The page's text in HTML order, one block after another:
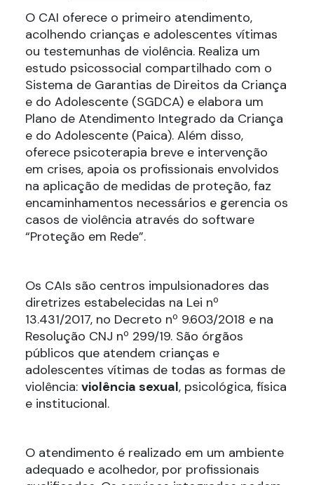
O CAI oferece o primeiro atendimento,
acolhendo crianças e adolescentes vítimas
ou testemunhas de violência. Realiza um
estudo psicossocial compartilhado com o
Sistema de Garantias de Direitos da Criança
e do Adolescente (SGDCA) e elabora um
Plano de Atendimento Integrado da Criança
e do Adolescente (Paica). Além disso,
oferece psicoterapia breve e intervenção
em crises, apoia os profissionais envolvidos
na aplicação de medidas de proteção, faz
encaminhamentos necessários e gerencia os
casos de violência através do software
“Proteção em Rede”.
Os CAIs são centros impulsionadores das
diretrizes estabelecidas na Lei nº
13.431/2017, no Decreto nº 9.603/2018 e na
Resolução CNJ nº 299/19. São órgãos
públicos que atendem crianças e
adolescentes vítimas de todas as formas de
violência: violência sexual, psicológica, física
e institucional.
O atendimento é realizado em um ambiente
adequado e acolhedor, por profissionais